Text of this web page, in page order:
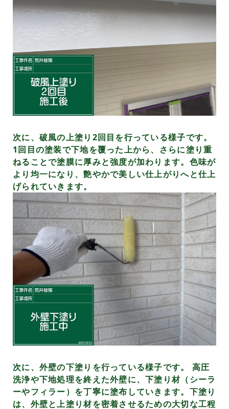
次に、破風の上塗り2回目を行っている様子です。
1回目の塗装で下地を覆った上から、さらに塗り重
ねることで塗膜に厚みと強度が加わります。色味が
より均一になり、艶やかで美しい仕上がりへと仕上
げられていきます。
次に、外壁の下塗りを行っている様子です。 高圧
洗浄や下地処理を終えた外壁に、下塗り材（シーラ
ーやフィラー）を丁寧に塗布していきます。下塗り
は、外壁と上塗り材を密着させるための大切な工程